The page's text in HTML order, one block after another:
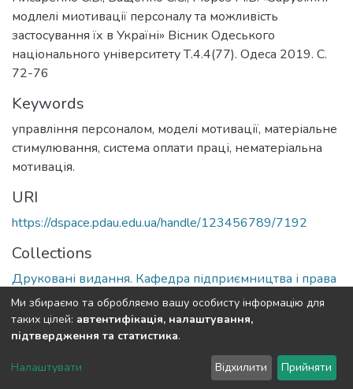
модлелі миотивації персоналу та можливість
застосування їх в Україні» Вісник Одеського
національного університету Т.4.4(77). Одеса 2019. С.
72-76
Keywords
управління персоналом, моделі мотивації, матеріальне
стимулювання, система оплати праці, нематеріальна
мотивація.
URI
https://dspace.pdau.edu.ua/handle/123456789/7192
Collections
Друковані видання. Кафедра підприємництва і права
Full item page
DSpace software copyright © 2002-2026 LYRASIS
Send Feedback
Ми збираємо та обробляємо вашу особисту інформацію для
таких цілей: автентифікація, налаштування,
підтвердження та статистика.
Налаштувати Відхилити Прийняти